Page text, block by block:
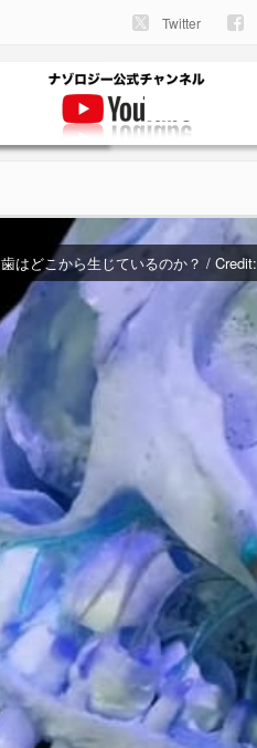
Twitter
歯はどこから生じているのか？ / Credit: